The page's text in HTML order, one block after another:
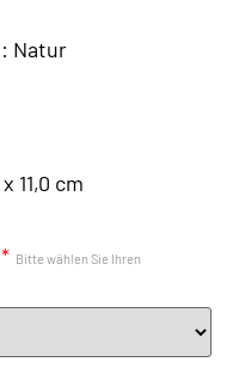
Natur
11,0 cm
* Bitte wählen Sie Ihren